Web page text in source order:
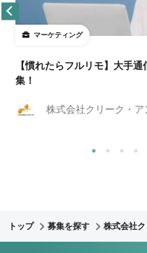
マーケティング
【慣れたらフルリモ】大手
集！
株式会社クリーク・
トップ 募集を探す 株式会社